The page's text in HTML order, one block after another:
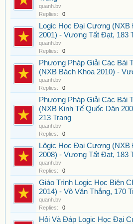
quanh.bv
Replies:
0
Logic Học Đại Cương (NXB
2001) - Vương Tất Đạt, 183
quanh.bv
Replies:
0
Phương Pháp Giải Các Bài
(NXB Bách Khoa 2010) -
quanh.bv
Replies:
0
Phương Pháp Giải Các Bài
(NXB Kinh Tế Quốc Dân
213 Trang
quanh.bv
Replies:
0
Lôgic Học Đại Cương (NXB
2008) - Vương Tất Đạt, 183
quanh.bv
Replies:
0
Giáo Trình Logic Học Biện
2014) - Võ Văn Thắng, 170
quanh.bv
Replies:
0
Hỏi Và Đáp Logic Học Đại